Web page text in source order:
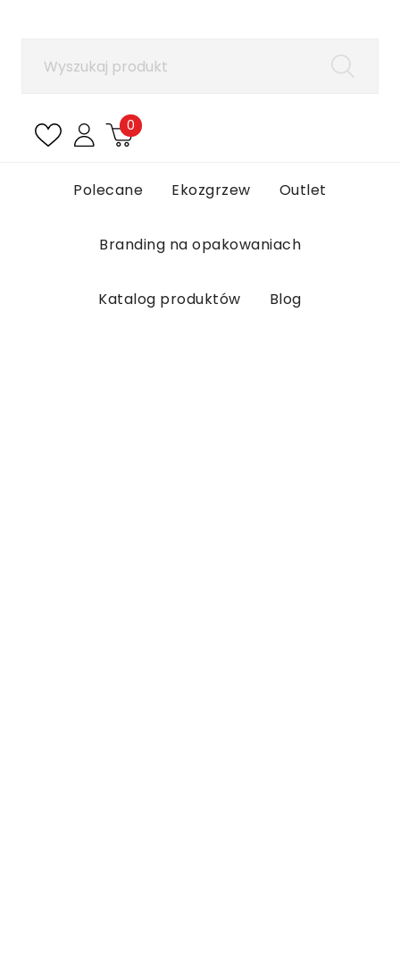
0
Polecane Ekozgrzew Outlet
Branding na opakowaniach
Katalog produktów Blog
Aby zapisać produkty na liście ulubionych, musisz
Anuluj Zaloguj się